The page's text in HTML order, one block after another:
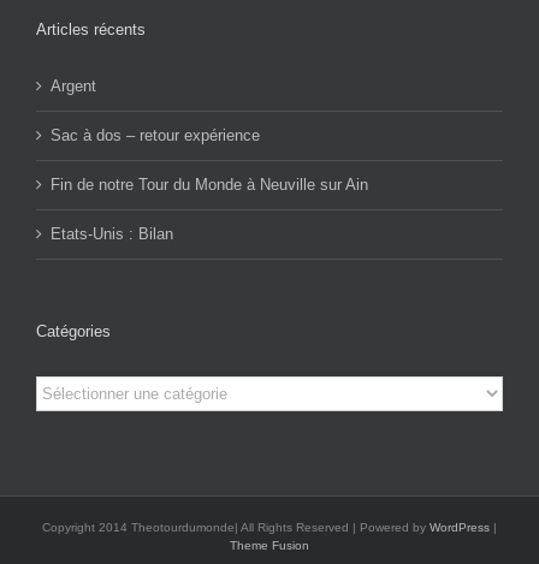
Articles récents
Argent
Sac à dos – retour expérience
Fin de notre Tour du Monde à Neuville sur Ain
Etats-Unis : Bilan
Catégories
Catégories
Copyright 2014 Theotourdumonde| All Rights Reserved | Powered by WordPress |
Theme Fusion